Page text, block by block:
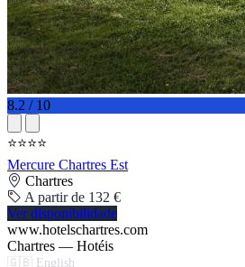
8.2 / 10
⭐⭐⭐⭐
Mercure Chartres Est
Chartres
A partir de 132 €
Ver disponibilidade
www.hotelschartres.com
Chartres — Hotéis
🇬🇧 English